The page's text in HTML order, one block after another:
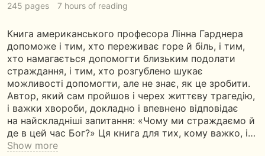
245 pages 7 hours of reading
Книга американського професора Лінна Гарднера
допоможе і тим, хто переживає горе й біль, і тим,
хто намагається допомогти близьким подолати
страждання, і тим, хто розгублено шукає
можливості допомогти, але не знає, як це зробити.
Автор, який сам пройшов і черех життєву трагедію,
і важки хвороби, докладно і впевнено відповідає
на найскладніші запитання: «Чому ми страждаємо й
де в цей час Бог?» Ця книга для тих, кому важко, і…
Show more